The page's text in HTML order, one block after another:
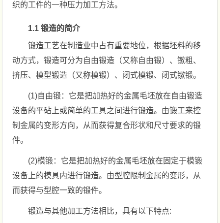
织的工件的一种压力加工方法。
1.1 锻造的简介
锻造工艺在制造业中占有重要地位，根据坯料的移
动方式，锻造可分为自由锻造（又称自由锻）、镦粗、
挤压、模型锻造（又称模锻）、闭式模锻、闭式镦锻。
(1)自由锻：它是把加热好的金属毛坯放在自由锻造
设备的平砧上或简单的工具之间进行锻造。由锻工来控
制金属的变形方向，从而获得复合形状和尺寸要求的锻
件。
(2)模锻：它是把加热好的金属毛坯放在固定于模锻
设备上的模具内进行锻造。由型腔限制金属的变形，从
而获得与型腔一致的锻件。
锻造与其他加工方法相比，具有以下特点: